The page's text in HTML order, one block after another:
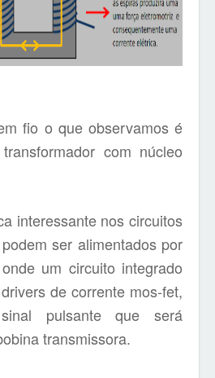
fio o que observamos é
com núcleo
interessante nos circuitos
ser alimentados por
um circuito integrado
de corrente mos-fet,
pulsante que será
transmissora.